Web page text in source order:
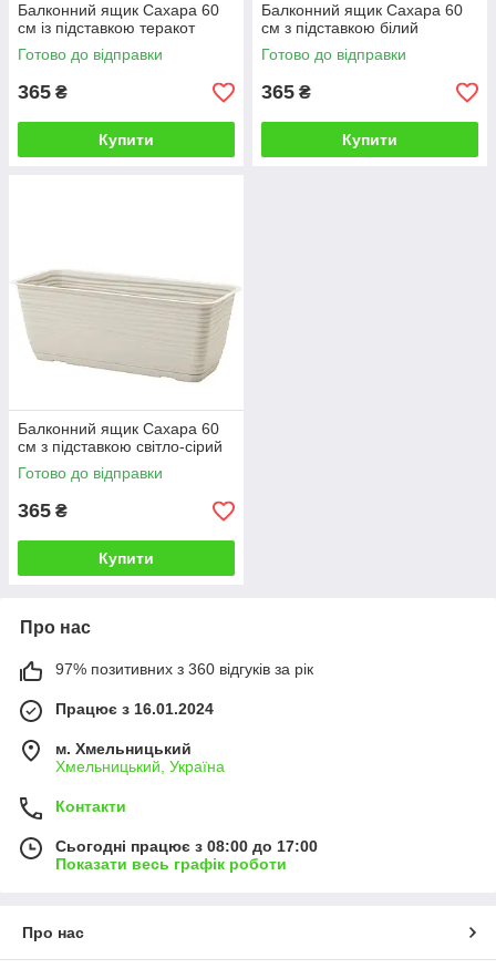
Балконний ящик Сахара 60
см із підставкою теракот
Готово до відправки
365 ₴
Купити
Балконний ящик Сахара 60
см з підставкою білий
Готово до відправки
365 ₴
Купити
Балконний ящик Сахара 60
см з підставкою світло-сірий
Готово до відправки
365 ₴
Купити
Про нас
97% позитивних з 360 відгуків за рік
Працює з 16.01.2024
м. Хмельницький
Хмельницький, Україна
Контакти
Сьогодні працює з 08:00 до 17:00
Показати весь графік роботи
Про нас